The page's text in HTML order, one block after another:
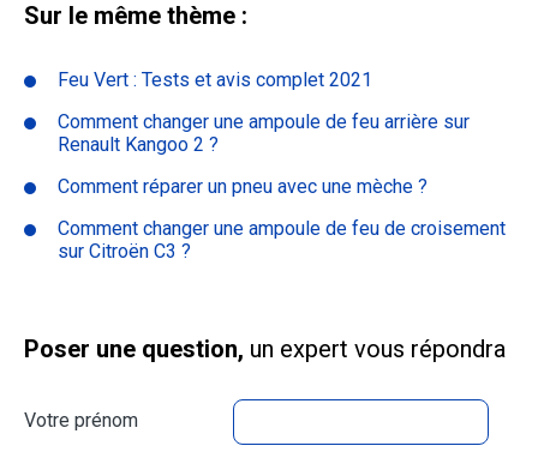
Sur le même thème :
Feu Vert : Tests et avis complet 2021
Comment changer une ampoule de feu arrière sur
Renault Kangoo 2 ?
Comment réparer un pneu avec une mèche ?
Comment changer une ampoule de feu de croisement
sur Citroën C3 ?
Poser une question, un expert vous répondra
Votre prénom